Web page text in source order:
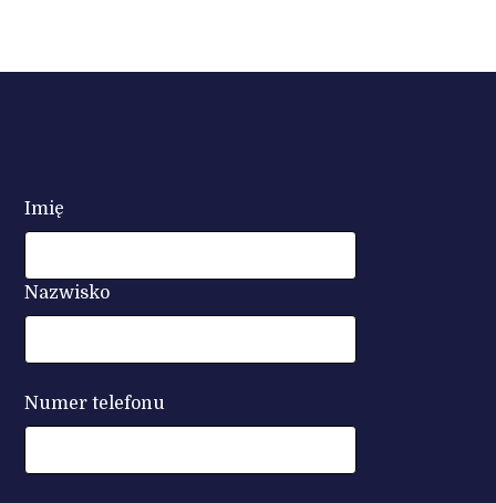
Imię
Nazwisko
Numer telefonu